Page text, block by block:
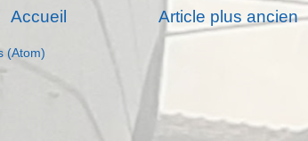
Article plus ancien
Accueil
(Atom)